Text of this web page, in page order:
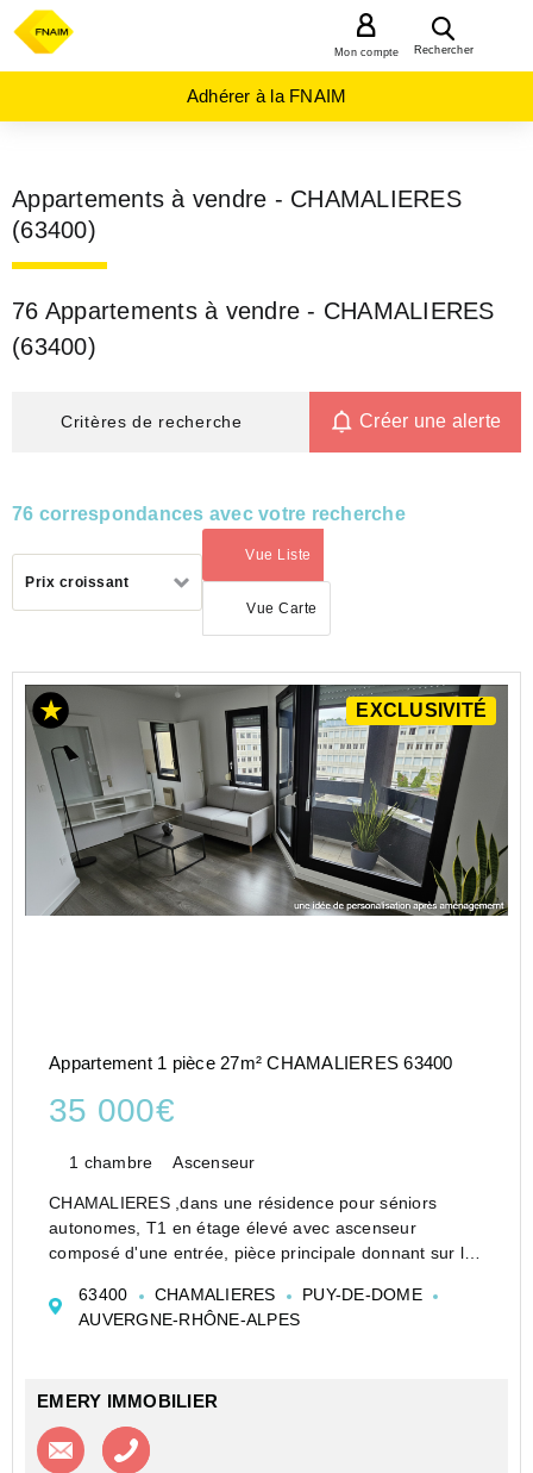
Rechercher
Mon compte
Adhérer à la FNAIM
Appartements à vendre - CHAMALIERES
(63400)
76 Appartements à vendre - CHAMALIERES
(63400)
Critères de recherche Créer une alerte
76 correspondances avec votre recherche
Prix croissant
Vue Liste
(activé)
Vue Carte
ACHAT
APPARTEMENT
AUVERGNE-
RHÔNE-
ALPES
CHAMALIERES
EXCLUSIVITÉ
Appartement 1 pièce 27m² CHAMALIERES 63400
35 000€
1 chambre Ascenseur
CHAMALIERES ,dans une résidence pour séniors
autonomes, T1 en étage élevé avec ascenseur
composé d'une entrée, pièce principale donnant sur le
réfrigérateur, salle d'eau, WC indépendant, chauffage
63400 CHAMALIERES
PUY-DE-DOME
AUVERGNE-RHÔNE-ALPES
EMERY IMMOBILIER
Contacter l'agence